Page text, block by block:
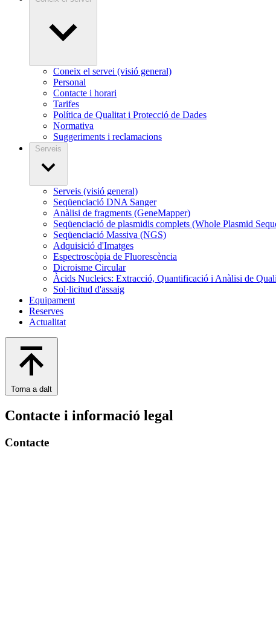
Coneix el servei (visió general)
Personal
Contacte i horari
Tarifes
Política de Qualitat i Protecció de Dades
Normativa
Suggeriments i reclamacions
Serveis
Serveis (visió general)
Seqüenciació DNA Sanger
Anàlisi de fragments (GeneMapper)
Seqüenciació de plasmidis complets (Whole Plasmid
Seqüenciació Massiva (NGS)
Adquisició d'Imatges
Espectroscòpia de Fluorescència
Dicroisme Circular
Àcids Nucleics: Extracció, Quantificació i Anàlisi de
Sol·licitud d'assaig
Equipament
Reserves
Actualitat
Torna a dalt
Contacte i informació legal
Contacte